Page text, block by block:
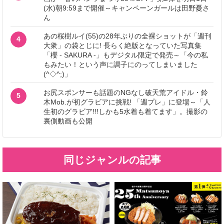
(水)朝9:59まで開催～キャンペーンガールは田野憂さ
ん
4
あの桜樹ルイ(55)の28年ぶりの全裸ショットが「週刊
大衆」の袋とじに! 長らく絶版となっていた写真集
「櫻 - SAKURA -」もデジタル限定で発売～「今の私
もみたい！という声に調子にのってしまいました
(^◇^;)」
5
お尻スポンサーも話題のNGなし破天荒アイドル・鈴
木Mob.が初グラビアに挑戦! 「週プレ」に登場～「人
生初のグラビア!!!しかも5水着も着てます」。撮影の
裏側動画も公開
同じジャンルの記事